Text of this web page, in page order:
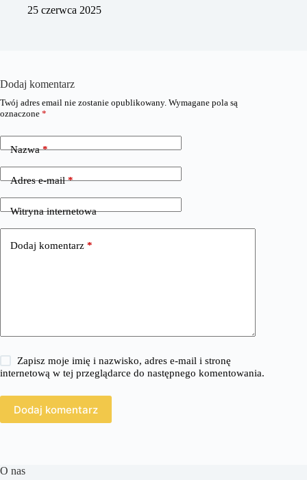
25 czerwca 2025
Dodaj komentarz
Twój adres email nie zostanie opublikowany. Wymagane pola są
oznaczone *
Nazwa*
Adres e-mail*
Witryna internetowa
Dodaj komentarz *
Zapisz moje imię i nazwisko, adres e-mail i stronę
internetową w tej przeglądarce do następnego komentowania.
Dodaj komentarz
O nas